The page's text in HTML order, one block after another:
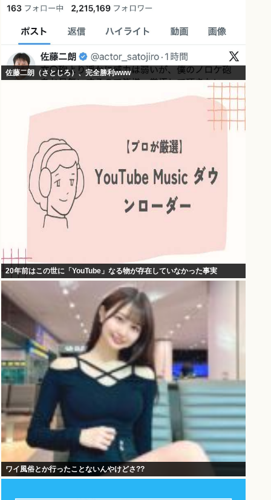
佐藤二朗（さとじろ）、完全勝利www
20年前はこの世に「YouTube」なる物が存在していなかった事実
ワイ風俗とか行ったことないんやけどさ??